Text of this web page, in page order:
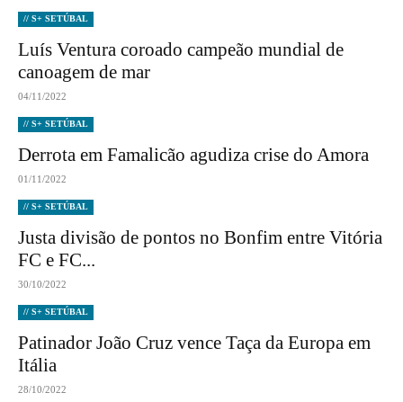
// S+ SETÚBAL
Luís Ventura coroado campeão mundial de
canoagem de mar
04/11/2022
// S+ SETÚBAL
Derrota em Famalicão agudiza crise do Amora
01/11/2022
// S+ SETÚBAL
Justa divisão de pontos no Bonfim entre Vitória
FC e FC...
30/10/2022
// S+ SETÚBAL
Patinador João Cruz vence Taça da Europa em
Itália
28/10/2022